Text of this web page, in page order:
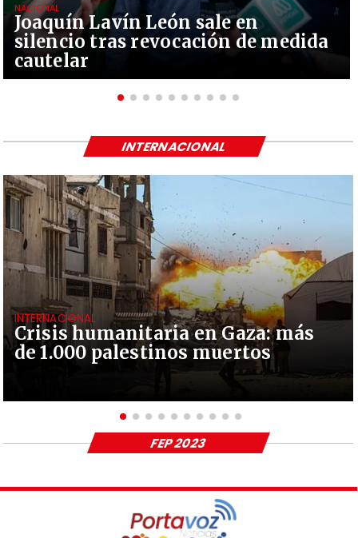
Joaquín Lavín León sale en
silencio tras revocación de medida
cautelar
NACIONAL
Crisis humanitaria en Gaza: más
de 1.000 palestinos muertos
INTERNACIONAL
INTERNACIONAL
FEP 2023